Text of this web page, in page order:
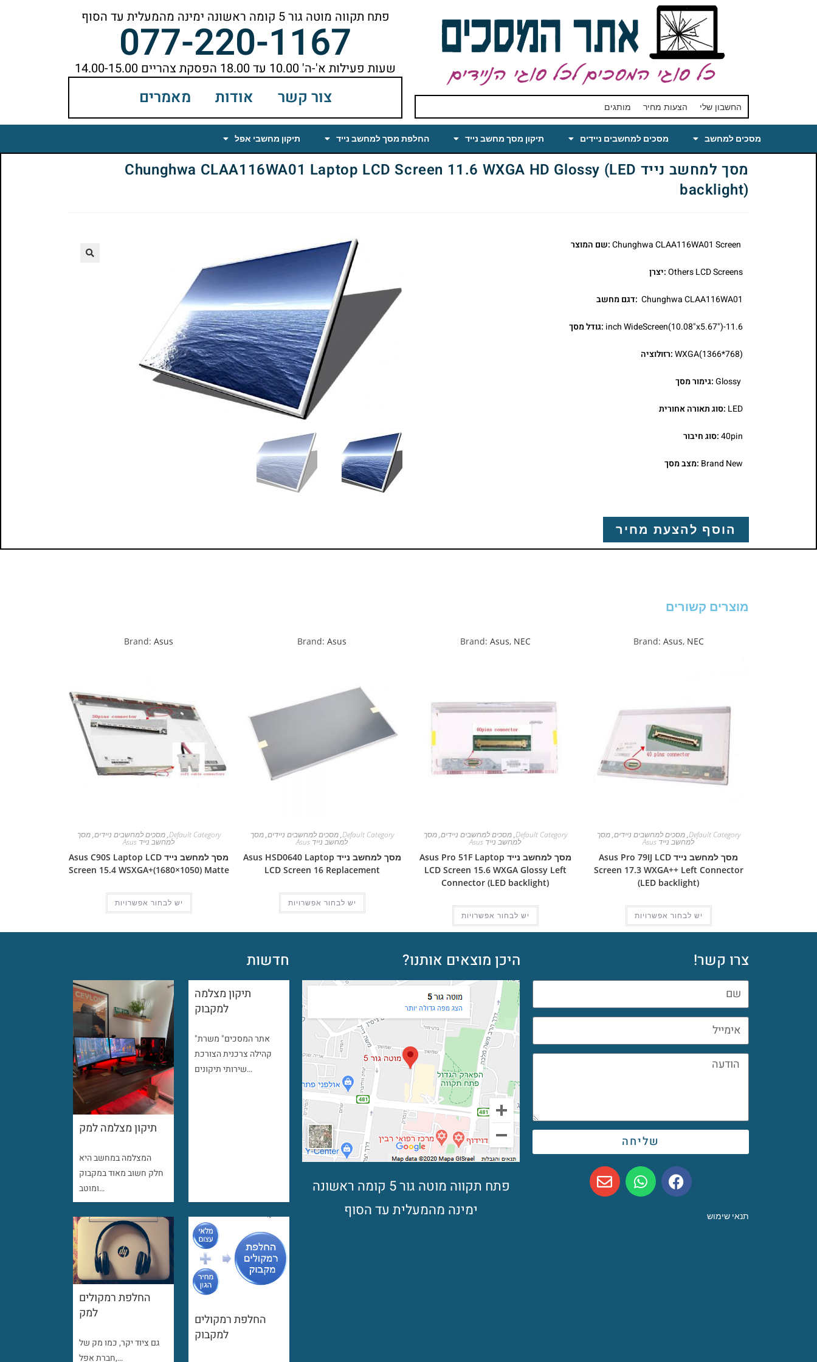
החשבון שלי הצעות מחיר מותגים
פתח תקווה מוטה גור 5 קומה ראשונה ימינה מהמעלית עד הסוף
077-220-1167שעות פעילות א'-ה' 10.00 עד 18.00 הפסקת צהריים 14.00-15.00
צור קשר אודות מאמרים
מסכים למחשב מסכים למחשבים ניידים תיקון מסך מחשב נייד החלפת מסך למחשב נייד תיקון מחשבי אפל
מסך למחשב נייד Chunghwa CLAA116WA01 Laptop LCD Screen 11.6 WXGA HD Glossy (LED
backlight)
:שם המוצר
Others LCD Screens:יצרן
Chunghwa CLAA116WA01 :דגם מחשב
11.6-inch WideScreen(10.08"x5.67") :גודל מסך
WXGA(1366*768):רזולוציה
Glossy:גימור מסך
LED :סוג תאורה אחורית
40pin:סוג חיבור
Brand New :מצב מסך
הוסף להצעת מחיר
מוצרים קשורים
Brand: Asus, NEC
Default Category
,מסכים למחשבים ניידים,מסך
למחשב נייד Asus
מסך למחשב נייד Asus Pro 79IJ LCD
Screen 17.3 WXGA++ Left Connector
(LED backlight)
יש לבחור אפשרויות
Brand: Asus, NEC
Default Category
,מסכים למחשבים ניידים,מסך
למחשב נייד Asus
מסך למחשב נייד Asus Pro 51F Laptop
LCD Screen 15.6 WXGA Glossy Left
Connector (LED backlight)
יש לבחור אפשרויות
Brand: Asus
Default Category
,מסכים למחשבים ניידים,מסך
למחשב נייד Asus
מסך למחשב נייד Asus HSD0640 Laptop
LCD Screen 16 Replacement
יש לבחור אפשרויות
Brand: Asus
Default Category
,מסכים למחשבים ניידים,מסך
למחשב נייד Asus
מסך למחשב נייד Asus C90S Laptop LCD
Screen 15.4 WSXGA+(1680×1050) Matte
יש לבחור אפשרויות
צרו קשר!
שליחה
תנאי שימוש
היכן מוצאים אותנו?
פתח תקווה מוטה גור 5 קומה ראשונה
ימינה מהמעלית עד הסוף
חדשות
תיקון מצלמה למק
המצלמה במחשב היא
חלק חשוב מאוד במקבוק
ומוטב…
תיקון מצלמה
למקבוק
"אתר המסכים" משרת
קהילה צרכנית הצורכת
שירותי תיקונים…
החלפת רמקולים
למק
גם ציוד יקר, כמו מק של
חברת אפל,…
החלפת רמקולים
למקבוק